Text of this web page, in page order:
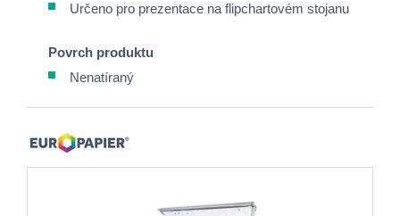
Určeno pro prezentace na flipchartovém stojanu
Povrch produktu
Nenatíraný